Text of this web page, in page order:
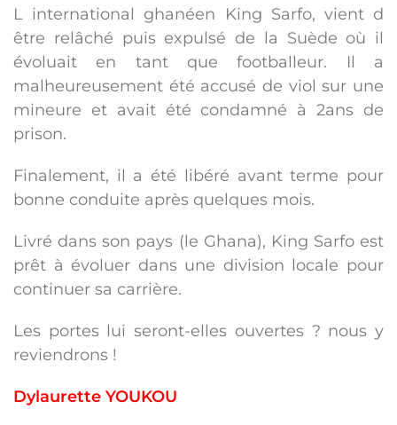
L international ghanéen King Sarfo, vient d
être relâché puis expulsé de la Suède où il
évoluait en tant que footballeur. Il a
malheureusement été accusé de viol sur une
mineure et avait été condamné à 2ans de
prison.
Finalement, il a été libéré avant terme pour
bonne conduite après quelques mois.
Livré dans son pays (le Ghana), King Sarfo est
prêt à évoluer dans une division locale pour
continuer sa carrière.
Les portes lui seront-elles ouvertes ? nous y
reviendrons !
Dylaurette YOUKOU